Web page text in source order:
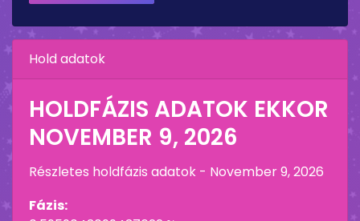
Hold adatok
HOLDFÁZIS ADATOK EKKOR
NOVEMBER 9, 2026
Részletes holdfázis adatok - November 9, 2026
Fázis: